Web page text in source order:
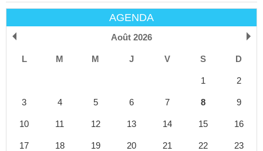
AGENDA
Août 2026
L M M J V S D
1 2
3 4 5 6 7 8 9
10 11 12 13 14 15 16
17 18 19 20 21 22 23